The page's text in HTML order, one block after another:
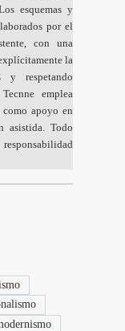
esquemas y
por el
con una
la
y respetando
emplea
apoyo en
asistida. Todo